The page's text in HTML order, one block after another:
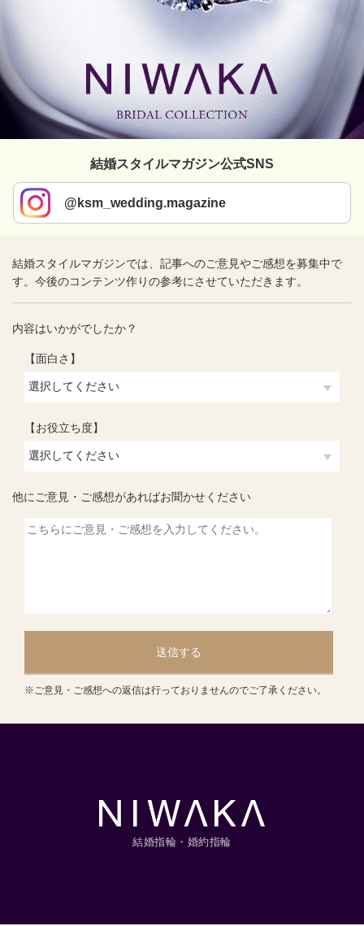
結婚スタイルマガジン公式SNS
@ksm_wedding.magazine
結婚スタイルマガジンでは、記事へのご意見やご感想を募集中で
す。今後のコンテンツ作りの参考にさせていただきます。
内容はいかがでしたか？
【面白さ】
【お役立ち度】
他にご意見・ご感想があればお聞かせください
送信する
※ご意見・ご感想への返信は行っておりませんのでご了承ください。
結婚指輪・婚約指輪